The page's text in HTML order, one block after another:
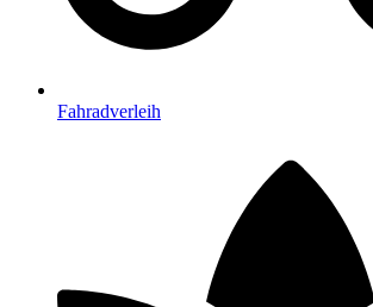
Fahradverleih